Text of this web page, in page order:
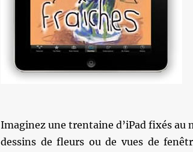
Imaginez une trentaine d’iPad fixés au
dessins de fleurs ou de vues de